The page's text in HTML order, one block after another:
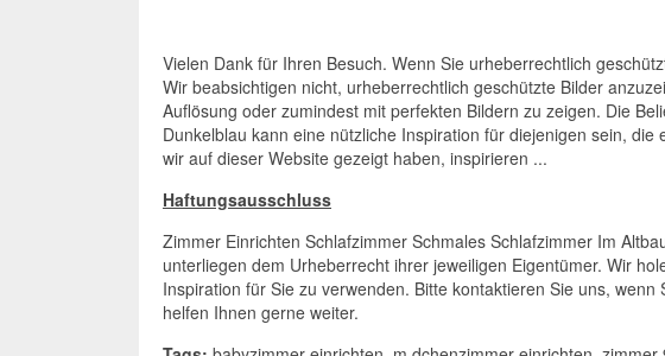
Vielen Dank für Ihren Besuch. Wenn Sie urheberrechtlich
Wir beabsichtigen nicht, urheberrechtlich geschützte Bilder
Auflösung oder zumindest mit perfekten Bildern zu zeigen. Die
Dunkelblau kann eine nützliche Inspiration für diejenigen sein,
wir auf dieser Website gezeigt haben, inspirieren ...
Haftungsausschluss
Zimmer Einrichten Schlafzimmer Schmales Schlafzimmer Im
unterliegen dem Urheberrecht ihrer jeweiligen Eigentümer. Wir
Inspiration für Sie zu verwenden. Bitte kontaktieren Sie uns,
helfen Ihnen gerne weiter.